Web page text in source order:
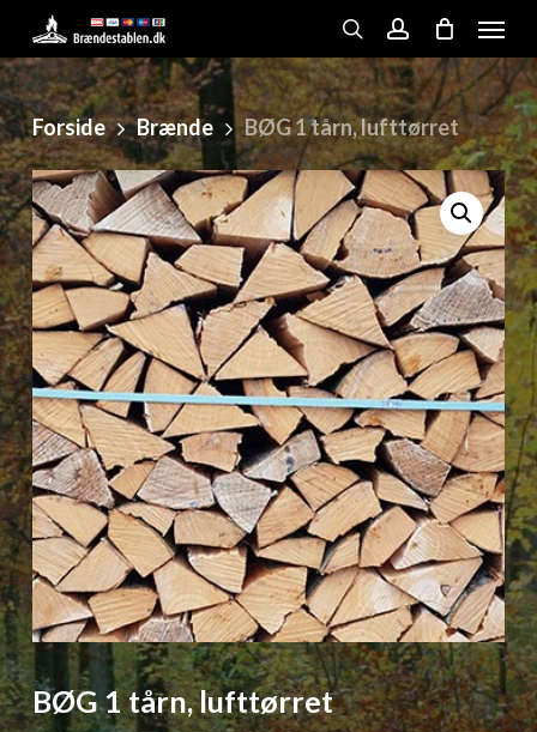
main
content
searchaccount
Menu
Forside Brænde BØG 1 tårn, lufttørret
BØG 1 tårn, lufttørret